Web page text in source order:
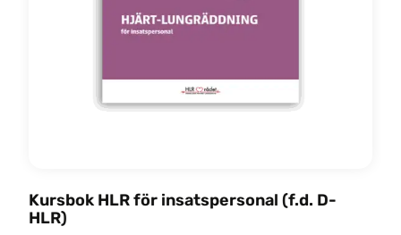
Kursbok HLR för insatspersonal (f.d. D-
HLR)